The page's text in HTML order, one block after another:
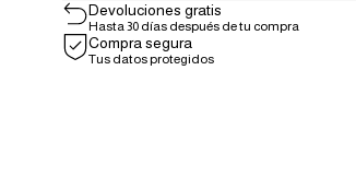
Devoluciones gratis
Hasta 30 días después de tu compra
Compra segura
Tus datos protegidos